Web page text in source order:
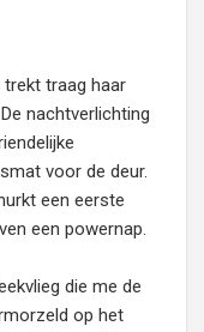
traag haar
nachtverlichting
voor de deur.
een eerste
een powernap.
die me de
op het